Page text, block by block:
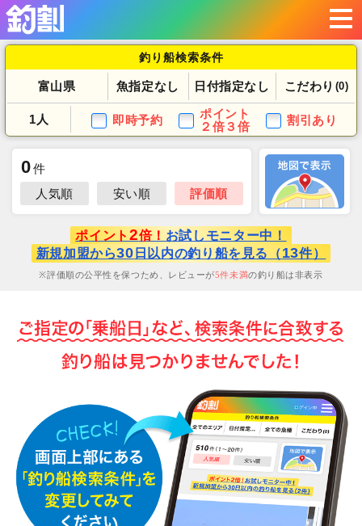
釣り船検索条件
富山県 魚指定なし 日付指定なし こだわり (0)
1人 即時予約
ポイント
２倍３倍
割引あり
0件
人気順
安い順 評価順
ポイント 2倍！ お試しモニター中！
新規加盟から30 日以内の釣り船を見る（13件）
評価順の公平性を保つため、レビューが5件未満の釣り船は非表示